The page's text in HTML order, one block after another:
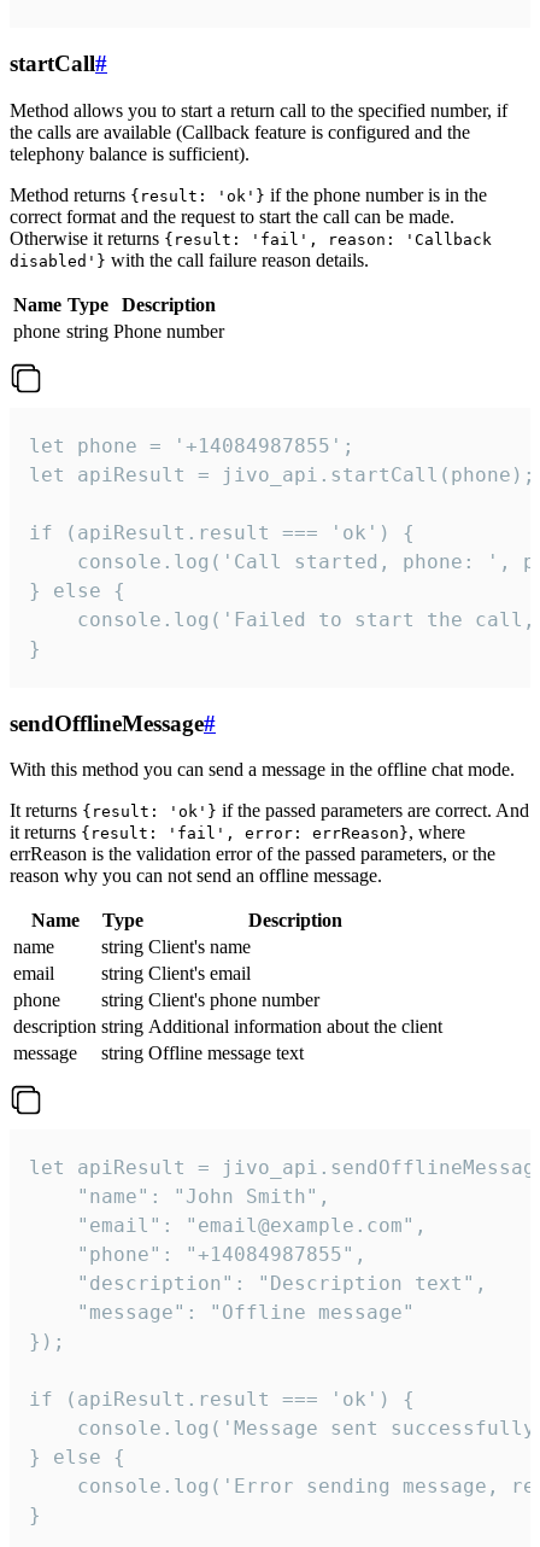
startCall#
Method allows you to start a return call to the specified number, if
the calls are available (Callback feature is configured and the
telephony balance is sufficient).
Method returns {result: 'ok'} if the phone number is in the
correct format and the request to start the call can be made.
Otherwise it returns {result: 'fail', reason: 'Callback
disabled'} with the call failure reason details.
Name Type
Description
phone string Phone number
let phone = '+14084987855';
let apiResult = jivo_api.startCall(phone);
if (apiResult.result === 'ok') {
console.log('Call started, phone: ',
} else {
console.log('Failed to start the
}
sendOfflineMessage#
With this method you can send a message in the offline chat mode.
It returns {result: 'ok'} if the passed parameters are correct. And
it returns {result: 'fail', error: errReason}, where
errReason is the validation error of the passed parameters, or the
reason why you can not send an offline message.
Name Type
Description
name
string Client's name
email
string Client's email
phone
string Client's phone number
description string Additional information about the client
message
string Offline message text
let apiResult =
    "name": "John Smith",
    "email": "email@example.com",
    "phone": "+14084987855",
    "description": "Description text",
    "message": "Offline message"
});
if (apiResult.result === 'ok') {
console.log('Message sent
} else {
console.log('Error sending message,
}